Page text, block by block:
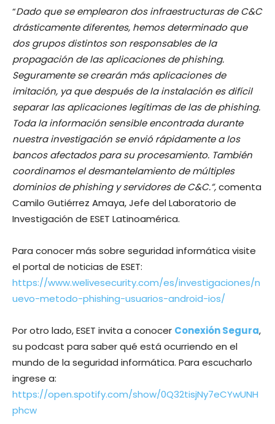
“Dado que se emplearon dos infraestructuras de C&C
drásticamente diferentes, hemos determinado que
dos grupos distintos son responsables de la
propagación de las aplicaciones de phishing.
Seguramente se crearán más aplicaciones de
imitación, ya que después de la instalación es difícil
separar las aplicaciones legítimas de las de phishing.
Toda la información sensible encontrada durante
nuestra investigación se envió rápidamente a los
bancos afectados para su procesamiento. También
coordinamos el desmantelamiento de múltiples
dominios de phishing y servidores de C&C.”,comenta
Camilo Gutiérrez Amaya, Jefe del Laboratorio de
Investigación de ESET Latinoamérica.
Para conocer más sobre seguridad informática visite
el portal de noticias de ESET:
https://www.welivesecurity.com/es/investigaciones/n
uevo-metodo-phishing-usuarios-android-ios/
Por otro lado, ESET invita a conocer Conexión Segura,
su podcast para saber qué está ocurriendo en el
mundo de la seguridad informática. Para escucharlo
ingrese a:
https://open.spotify.com/show/0Q32tisjNy7eCYwUNH
phcw